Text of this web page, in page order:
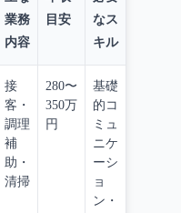
業務
内容
目安
なス
キル
接
客・
調理
補
助・
清掃
280〜
350万
円
基礎
的コ
ミュ
ニケ
ーシ
ョ
ン・